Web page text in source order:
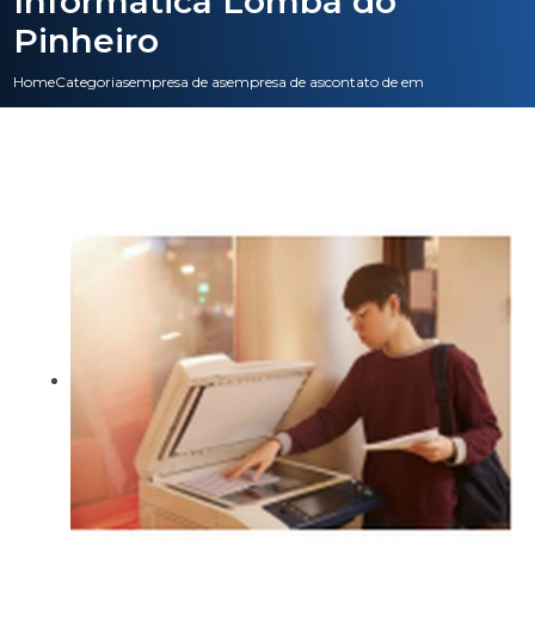
HomeCategoriasempresa de assistencia tecnica
empresa de assistencia tecnica epson
contato de empresa de
Pinheiro